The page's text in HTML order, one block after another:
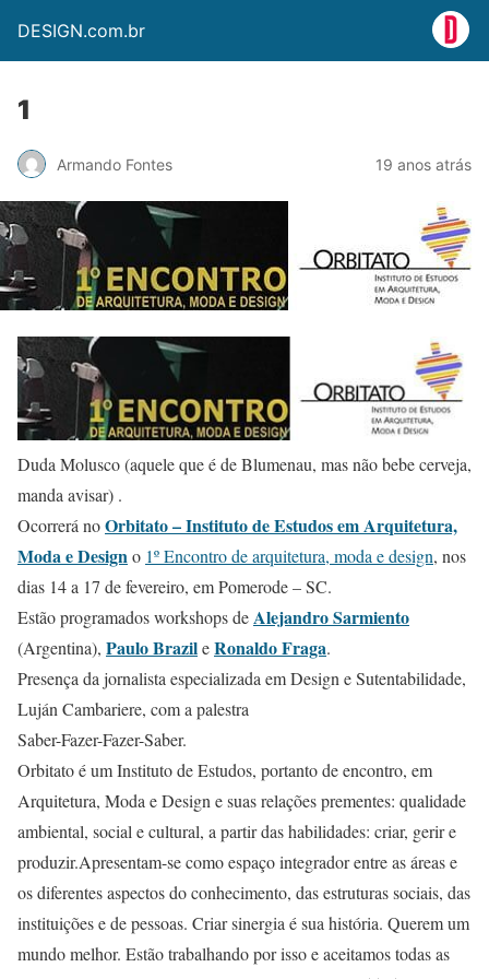
DESIGN.com.br
1
Armando Fontes 19 anos atrás
Duda Molusco (aquele que é de Blumenau, mas não bebe cerveja,
manda avisar) .
Ocorrerá noOrbitato – Instituto de Estudos em Arquitetura,
Moda e Design o 1º Encontro de arquitetura, moda e design, nos
dias 14 a 17 de fevereiro, em Pomerode – SC.
Estão programados workshops de Alejandro Sarmiento
(Argentina), Paulo BrazileRonaldo Fraga.
Presença da jornalista especializada em Design e Sutentabilidade,
Luján Cambariere, com a palestra
Saber-Fazer-Fazer-Saber.
Orbitato é um Instituto de Estudos, portanto de encontro, em
Arquitetura, Moda e Design e suas relações prementes: qualidade
ambiental, social e cultural, a partir das habilidades: criar, gerir e
produzir.Apresentam-se como espaço integrador entre as áreas e
os diferentes aspectos do conhecimento, das estruturas sociais, das
instituições e de pessoas. Criar sinergia é sua história. Querem um
mundo melhor. Estão trabalhando por isso e aceitamos todas as